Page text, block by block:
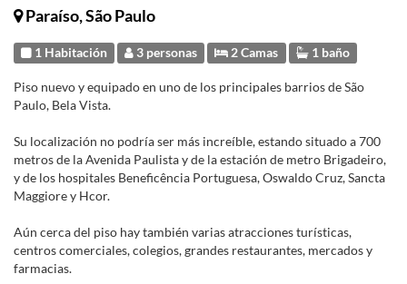
Paraíso, São Paulo
1 Habitación 3 personas 2 Camas 1 baño
Piso nuevo y equipado en uno de los principales barrios de São
Paulo, Bela Vista.
Su localización no podría ser más increíble, estando situado a 700
metros de la Avenida Paulista y de la estación de metro Brigadeiro,
y de los hospitales Beneficência Portuguesa, Oswaldo Cruz, Sancta
Maggiore y Hcor.
Aún cerca del piso hay también varias atracciones turísticas,
centros comerciales, colegios, grandes restaurantes, mercados y
farmacias.